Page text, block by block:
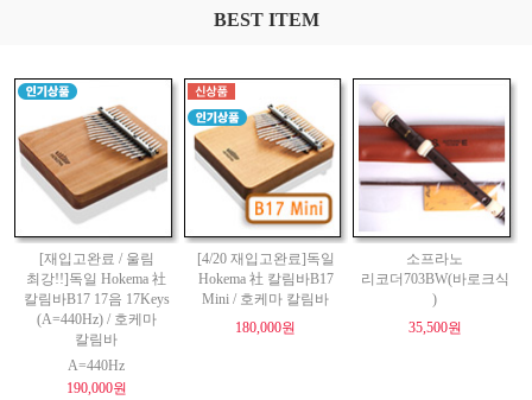
BEST ITEM
[재입고완료 / 울림
최강!!]독일 Hokema 社
칼림바B17 17음 17Keys
(A=440Hz) / 호케마
칼림바
A=440Hz
190,000원
[4/20 재입고완료]독일
Hokema 社 칼림바B17
Mini / 호케마 칼림바
180,000원
소프라노
리코더703BW(바로크식
)
35,500원